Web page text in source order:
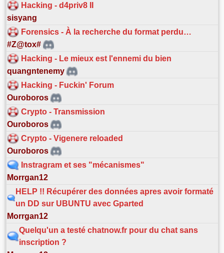
Hacking - d4priv8 II
sisyang
Forensics - À la recherche du format perdu…
#Z@tox#
Hacking - Le mieux est l'ennemi du bien
quangntenemy
Hacking - Fuckin' Forum
Ouroboros
Crypto - Transmission
Ouroboros
Crypto - Vigenere reloaded
Ouroboros
Instragram et ses "mécanismes"
Morrgan12
HELP !! Récupérer des données apres avoir formaté
un DD sur UBUNTU avec Gparted
Morrgan12
Quelqu'un a testé chatnow.fr pour du chat sans
inscription ?